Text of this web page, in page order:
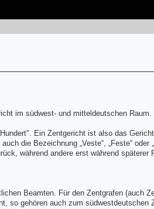
im südwest- und mitteldeutschen Raum.
Ein Zentgericht ist also das
die Bezeichnung „Veste“, „Feste“
während andere erst während
Beamten. Für den Zentgrafen (auch
so gehören auch zum